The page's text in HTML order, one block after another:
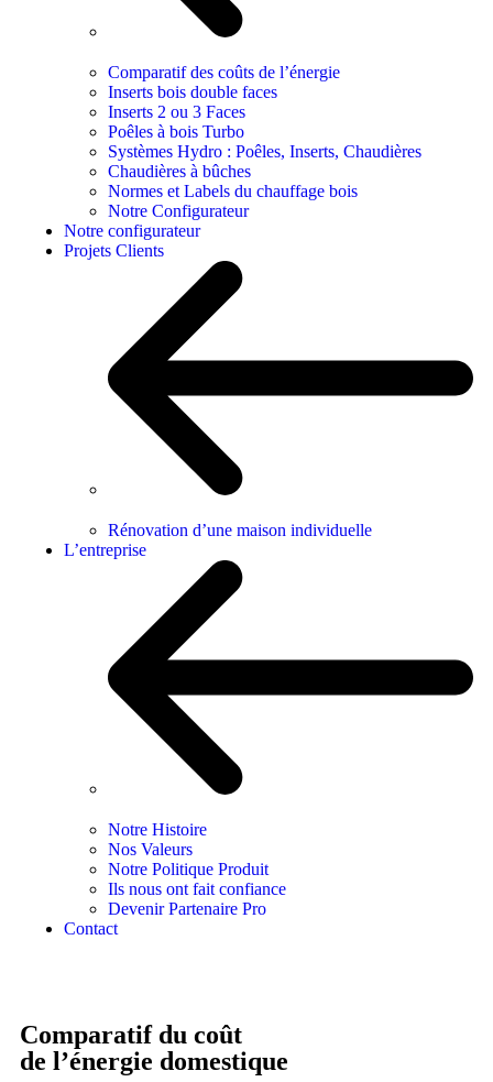
Comparatif des coûts de l’énergie
Inserts bois double faces
Inserts 2 ou 3 Faces
Poêles à bois Turbo
Systèmes Hydro : Poêles, Inserts, Chaudières
Chaudières à bûches
Normes et Labels du chauffage bois
Notre Configurateur
Notre configurateur
Projets Clients
Rénovation d’une maison individuelle
L’entreprise
Notre Histoire
Nos Valeurs
Notre Politique Produit
Ils nous ont fait confiance
Devenir Partenaire Pro
Contact
Comparatif du coût
de l’énergie domestique